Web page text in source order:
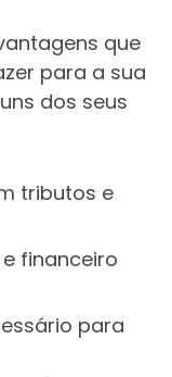
que
para a sua
dos seus
tributos e
financeiro
para